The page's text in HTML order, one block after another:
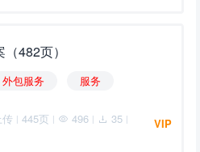
482页）
外包服务 服务
| 445页 | 496 | 35 | VIP